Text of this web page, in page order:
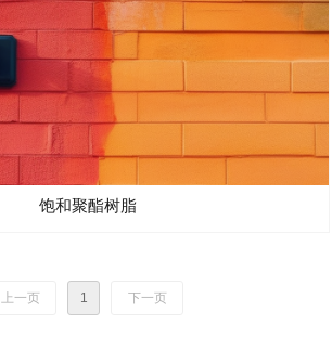
饱和聚酯树脂
上一页 1 下一页